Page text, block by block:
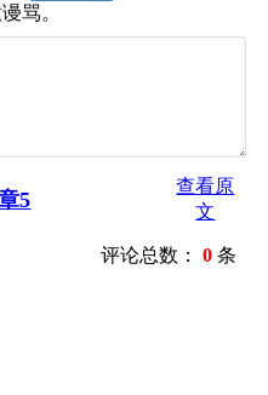
骂。
5
查看原
文
评论总数：0 条